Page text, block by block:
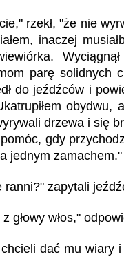
rzekł, "że nie
inaczej
parę solidnych
do jeźdźców i
obydwu,
drzewa i się
gdy
jednym zamachem."
ranni?" zapytali
głowy włos,"
dać mu wiary